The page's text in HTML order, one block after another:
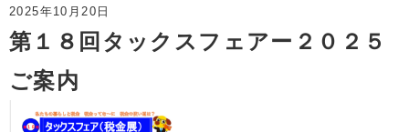
2025年10月20日
第１８回タックスフェアー２０２５
ご案内